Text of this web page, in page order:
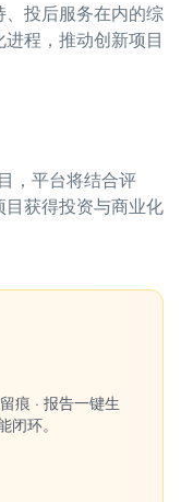
投后服务在内的综
程，推动创新项目
，平台将结合评
获得投资与商业化
痕 · 报告一键生
环。